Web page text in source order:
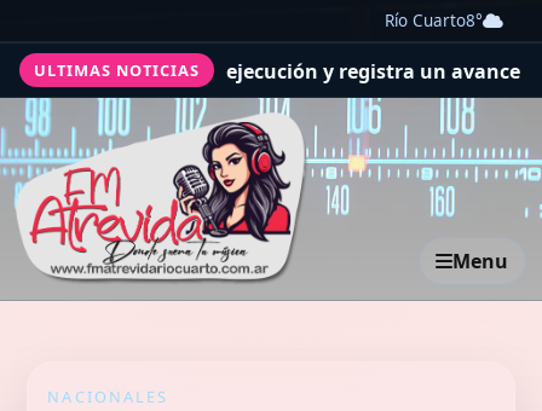
Río Cuarto8°
ULTIMAS NOTICIAS
de ejecución y registra un avance general del
Menu
NACIONALES